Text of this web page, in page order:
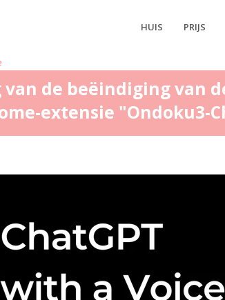
HUIS PRIJS
de beëindiging van
extensie "Ondoku3-